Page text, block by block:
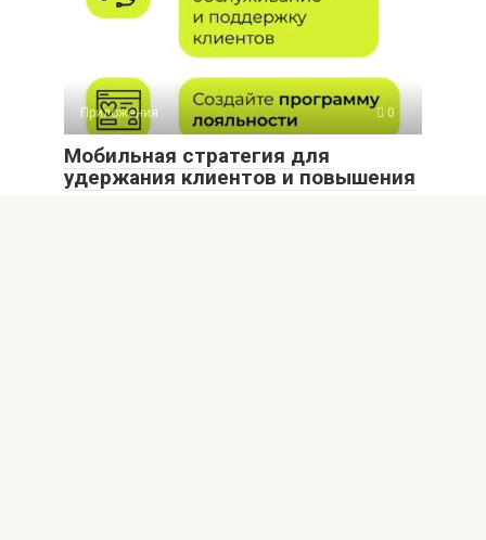
Приложения 0
Мобильная стратегия для
удержания клиентов и повышения
продаж